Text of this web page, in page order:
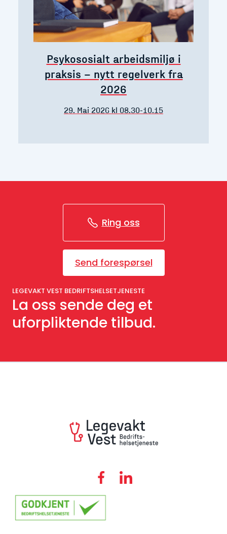
Psykososialt arbeidsmiljø i
praksis – nytt regelverk fra
2026
29. Mai 2026 kl 08.30-10.15
Ring oss
Send forespørsel
LEGEVAKT VEST BEDRIFTSHELSETJENESTE
La oss sende deg et
uforpliktende tilbud.